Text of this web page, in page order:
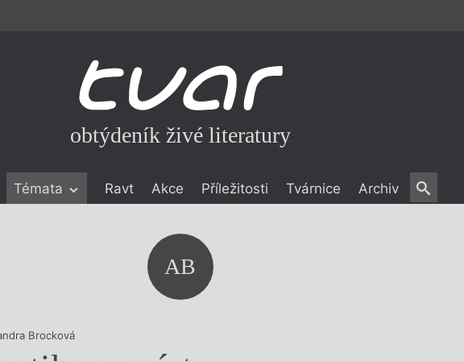
obtýdeník živé literatury
Témata Ravt Akce Příležitosti Tvárnice Archiv
AB
Brocková